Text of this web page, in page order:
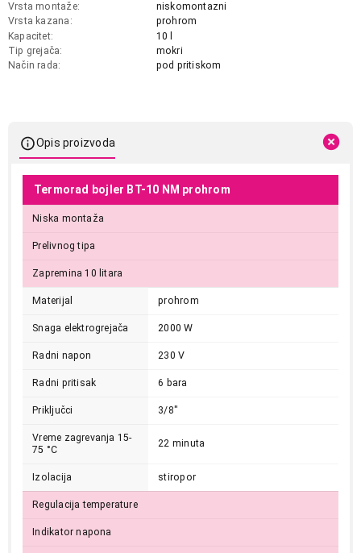
Vrsta montaže
niskomontazni
Vrsta kazana
prohrom
Kapacitet
10 l
Tip grejača
mokri
Način rada
pod pritiskom
Opis proizvoda
Termorad bojler BT-10 NM prohrom
Niska montaža
Prelivnog tipa
Zapremina 10 litara
Materijal prohrom
Snaga elektrogrejača 2000 W
Radni napon 230 V
Radni pritisak 6 bara
Priključci 3/8"
Vreme zagrevanja 15-
75 °C
22 minuta
Izolacija stiropor
Regulacija temperature
Indikator napona